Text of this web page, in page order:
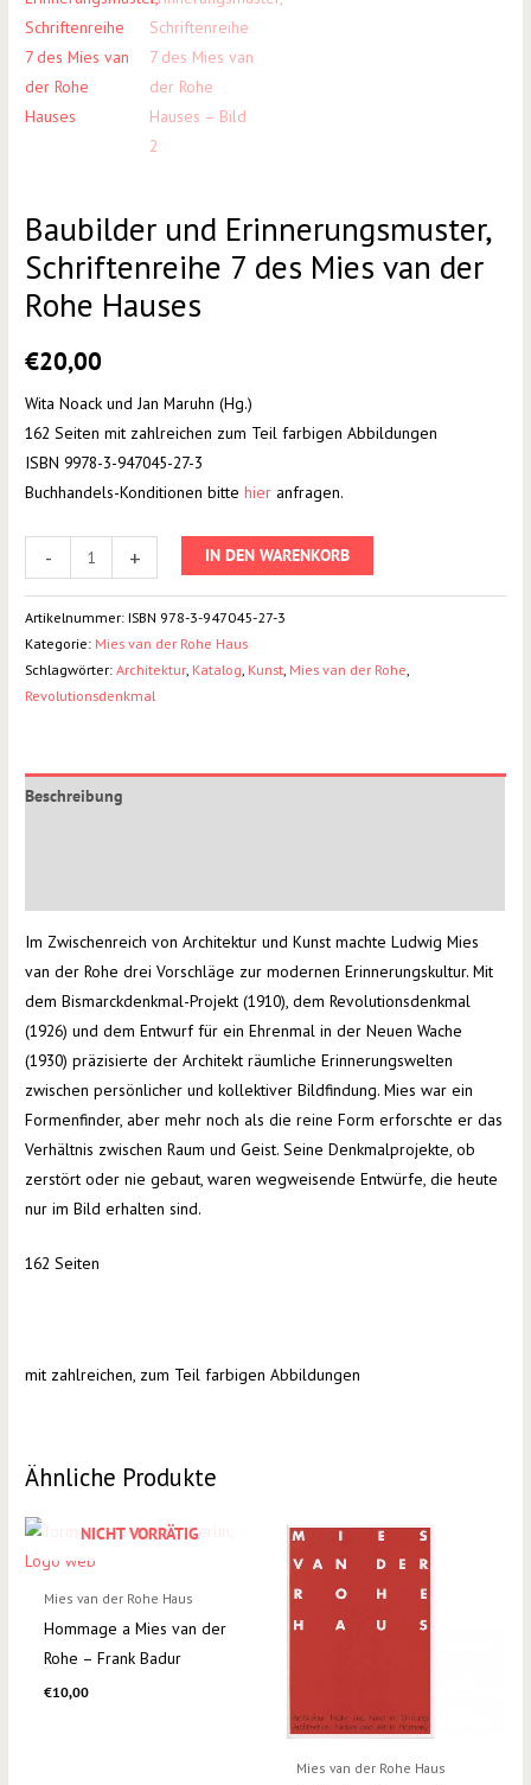
Baubilder und Erinnerungsmuster,
Schriftenreihe 7 des Mies van der
Rohe Hauses
€20,00
Wita Noack und Jan Maruhn (Hg.)
162 Seiten mit zahlreichen zum Teil farbigen Abbildungen
ISBN 9978-3-947045-27-3
Buchhandels-Konditionen bittehier anfragen.
- + IN DEN WARENKORB
Artikelnummer:ISBN 978-3-947045-27-3
Kategorie: Mies van der Rohe Haus
Schlagwörter:Architektur Katalog Kunst Mies van der Rohe
Revolutionsdenkmal
Beschreibung
Im Zwischenreich von Architektur und Kunst machte Ludwig Mies
van der Rohe drei Vorschläge zur modernen Erinnerungskultur. Mit
dem Bismarckdenkmal-Projekt (1910), dem Revolutionsdenkmal
(1926) und dem Entwurf für ein Ehrenmal in der Neuen Wache
(1930) präzisierte der Architekt räumliche Erinnerungswelten
zwischen persönlicher und kollektiver Bildfindung. Mies war ein
Formenfinder, aber mehr noch als die reine Form erforschte er das
Verhältnis zwischen Raum und Geist. Seine Denkmalprojekte, ob
zerstört oder nie gebaut, waren wegweisende Entwürfe, die heute
nur im Bild erhalten sind.
162 Seiten
mit zahlreichen, zum Teil farbigen Abbildungen
Ähnliche Produkte
NICHT VORRÄTIG
Mies van der Rohe Haus
Hommage a Mies van der
Rohe – Frank Badur
€10,00
Mies van der Rohe Haus